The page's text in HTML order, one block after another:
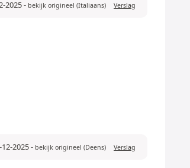
2025- bekijk origineel (Italiaans) Verslag
2025- bekijk origineel (Deens) Verslag